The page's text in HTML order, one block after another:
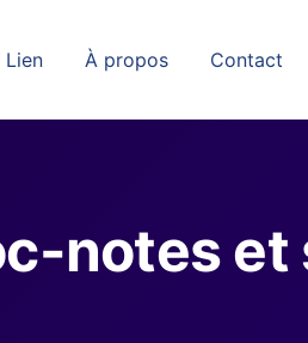
Lien À propos Contact
notes et